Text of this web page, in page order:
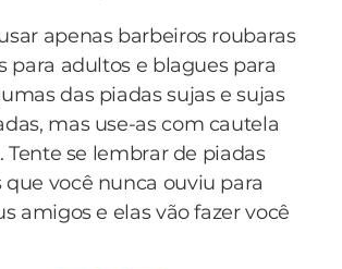
dizer o que acha sem se
o
vão achar de você.
faz parte dos seus
apenas barbeiros roubaras
para adultos e blagues para
das piadas sujas e sujas
mas use-as com cautela
Tente se lembrar de piadas
que você nunca ouviu para
amigos e elas vão fazer você